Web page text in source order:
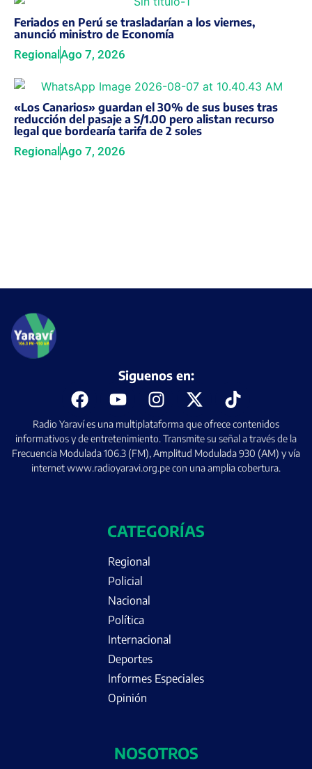
Feriados en Perú se trasladarían a los viernes,
anunció ministro de Economía
RegionalAgo 7, 2026
«Los Canarios» guardan el 30% de sus buses tras
reducción del pasaje a S/1.00 pero alistan recurso
legal que bordearía tarifa de 2 soles
Regional Ago 7, 2026
Radio Yaraví es una multiplataforma que ofrece contenidos
informativos y de entretenimiento. Transmite su señal a través de la
Frecuencia Modulada 106.3 (FM), Amplitud Modulada 930 (AM) y vía
internet www.radioyaravi.org.pe con una amplia cobertura.
Siguenos en:
CATEGORÍAS
Regional
Policial
Nacional
Política
Internacional
Deportes
Informes Especiales
Opinión
NOSOTROS